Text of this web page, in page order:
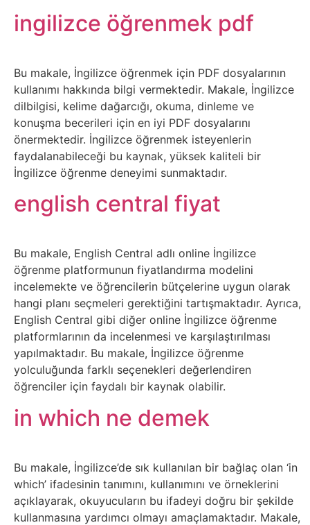
Hosting
Hukuk
İnstagram
İnternet
İnternetten
Para
Kadın
Kim
Kimdir
Kitap
Komedi
Sanat
Metaverse
ingilizce öğrenmek pdf
Bu makale, İngilizce öğrenmek için PDF dosyalarının
kullanımı hakkında bilgi vermektedir. Makale, İngilizce
dilbilgisi, kelime dağarcığı, okuma, dinleme ve
konuşma becerileri için en iyi PDF dosyalarını
önermektedir. İngilizce öğrenmek isteyenlerin
faydalanabileceği bu kaynak, yüksek kaliteli bir
İngilizce öğrenme deneyimi sunmaktadır.
english central fiyat
Bu makale, English Central adlı online İngilizce
öğrenme platformunun fiyatlandırma modelini
incelemekte ve öğrencilerin bütçelerine uygun olarak
hangi planı seçmeleri gerektiğini tartışmaktadır. Ayrıca,
English Central gibi diğer online İngilizce öğrenme
platformlarının da incelenmesi ve karşılaştırılması
yapılmaktadır. Bu makale, İngilizce öğrenme
yolculuğunda farklı seçenekleri değerlendiren
öğrenciler için faydalı bir kaynak olabilir.
in which ne demek
Bu makale, İngilizce’de sık kullanılan bir bağlaç olan ‘in
which’ ifadesinin tanımını, kullanımını ve örneklerini
açıklayarak, okuyucuların bu ifadeyi doğru bir şekilde
kullanmasına yardımcı olmayı amaçlamaktadır. Makale,